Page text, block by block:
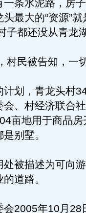
一条水泥路，房
最大的“资源”
子都还没从青龙
民被告知，一
，青龙头村
会、村经济联合
亩地用于商品
别墅。
描述为可向游
道路。
年10月28